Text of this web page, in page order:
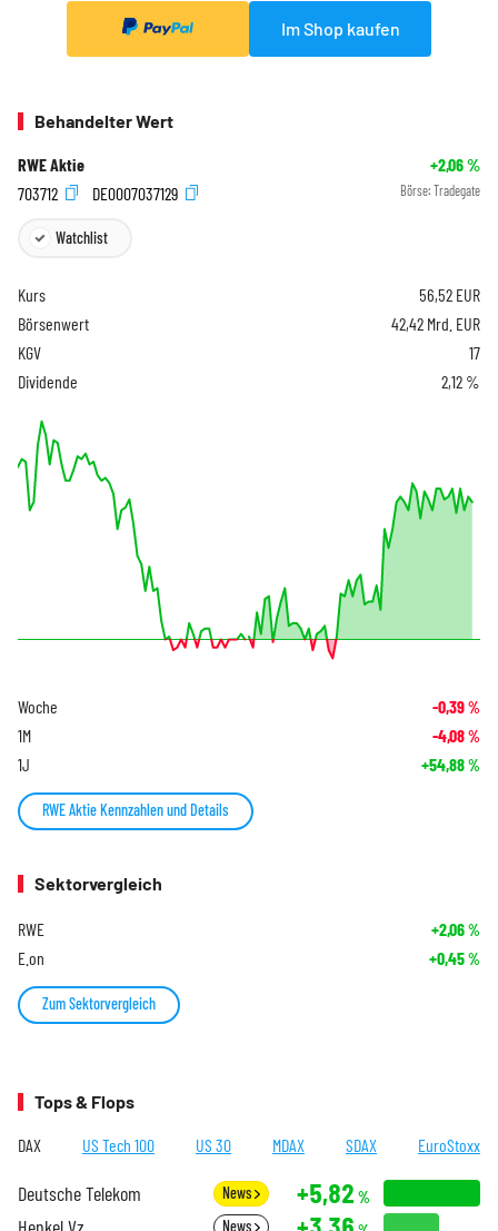
Im Shop kaufen
Behandelter Wert
RWE Aktie +2,06%
703712
DE0007037129 Börse: Tradegate
Watchlist
Kurs 56,52 EUR
Börsenwert
42,42 Mrd. EUR
KGV
17
Dividende
2,12 %
Woche -0,39%
1M -4,08%
1J +54,88%
RWE Aktie Kennzahlen und Details
Sektorvergleich
RWE +2,06%
E.on +0,45%
Zum Sektorvergleich
Tops & Flops
DAX US Tech 100 US 30 MDAX SDAX EuroStoxx
Deutsche Telekom News +5,82 %
Henkel Vz. News